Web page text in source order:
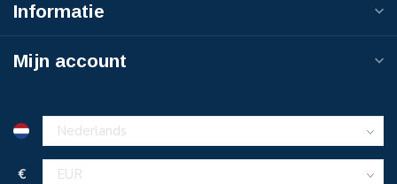
Informatie
Mijn account
€